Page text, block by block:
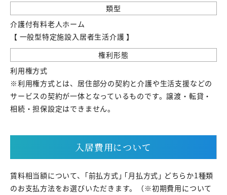
類型
介護付有料老人ホーム
【 一般型特定施設入居者生活介護 】
権利形態
利用権方式
※利用権方式とは、居住部分の契約と介護や生活支援などの
サービスの契約が一体となっているものです。譲渡・転貸・
相続・担保設定はできません。
入居費用について
賃料相当額について、｢前払方式｣ ｢月払方式｣ どちらか1種類
のお支払方法をお選びいただきます。（※初期費用について